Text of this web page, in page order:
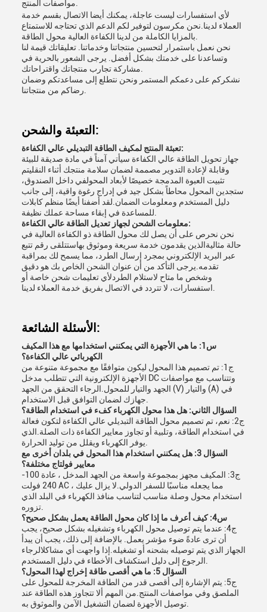
لأي استفسارات ليست عاجلة، يمكنك أيضا الاتصال بقسم خدمة
العملاء لدينا.نحن مكرسون لتوفير لكم الدعم الذي تحتاجه للاستمتاع
نحن نعمل باستمرار لتحسين منتجاتنا وخدماتنا. تعليقاتك قيمة لنا
وتساعدنا على خدمتك بشكل أفضل. يرجى الشعور بالحرية في
نشكركم على دعمكم المستمر ونحن نتطلع إلى مساعدتكم وضمان
التعبئة والشحن:
تعبئة المنتج لمكيف الطاقة التبديلي عالي الكفاءة:
جهاز تحويل الطاقة عالي الكفاءة سيأتي آمناً في مادة صديقة للبيئة
وقابلة لإعادة التدوير مصممة لضمان سلامة منتجك أثناء النقليتم
تثبيت العبوة المدمجة خصيصًا لأبعاد المحولفي داخل الصندوق،
ستجدين المحول محاطاً بشكل جيد في إدراج رغوة واقية، إلى جانب
دليل المستخدم ومعلومات الضمان.لقد أضفنا أيضًا منظم كابلات
معلومات الشحن لجهاز تعديل الطاقة عالي الكفاءة:
نحن نحرص على أن يصل لك محول الطاقة ذو الكفاءة العالية في
حالة مثاليةالذين يقدمون خدمة سريعة وموثوق بهاستتلقى رقم تتبع
عبر البريد الإلكتروني بمجرد إرسال الطرد، مما يسمح لك بمراقبة
تقدمه.يرجى التأكد من أن عنوان الشحن الخاص بك هو دقيق
وشخص ما متاح لاستلام الطردلأي تعليمات شحن خاصة أو
الأسئلة الشائعة:
س1: ما هي الأجهزة التي يمكنني استخدامها مع هذا المكيف
الكهربائي عالي الكفاءة؟
ج1: تم تصميم هذا المحول ليكون متوافقًا مع مجموعة متنوعة من
الأجهزة الإلكترونية التي تتطلب مدخل DC وتتناسب مع مواصفات
الجهد والتيار للمحول.الرجاء التحقق من الجهد (V) والتيار (A) في
السؤال الثاني: هل هذا محول الكهرباء كفء في استخدام الطاقة؟
ج2: نعم، تم تصميم محول الطاقة التبديلي عالي الكفاءة لتكون فعالة
في استخدام الطاقة، وتلبية أو تجاوز معايير الكفاءة ذات الصلة.الذي
السؤال 3: هل يمكنني استخدام هذا المحول في بلدان أخرى مع
معايير فولتاج مختلفة؟
ج3: المكيف مجهز بمجموعة واسعة من الجهد المدخل ، عادة 100-
240 فولت AC ، مما يجعله مناسبًا للسفر الدولي.لا يزال عليك
استخدام محول وصلة مناسب لتناسب منافذ الكهرباء في البلد الذي
س4: كيف أعرف ما إذا كان محول الطاقة يعمل بشكل صحيح؟
ج4: عندما يتم توصيل محول الكهرباء وتشغيله بشكل صحيح، يجب
أن ترى عادةً ضوء مؤشر يعمل. بالإضافة إلى ذلك، يجب أن يبدأ
الجهاز الذي يتم توصيله بشحنه أو تشغيله.إذا واجهت أي مشاكلالرجاء
السؤال 5: ما هي أقصى طاقة إخراج لهذا المحول؟
ج5: يتم الإشارة إلى أقصى قدر من الطاقة المخرجة للمحول على
الملصق وفي مواصفات المنتج.من المهم ألا تتجاوز هذه الطاقة عند